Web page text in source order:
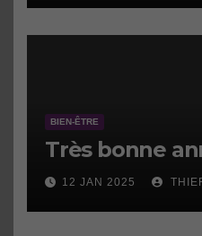
BIEN-ÊTRE
Très bonne
12 JAN 2025